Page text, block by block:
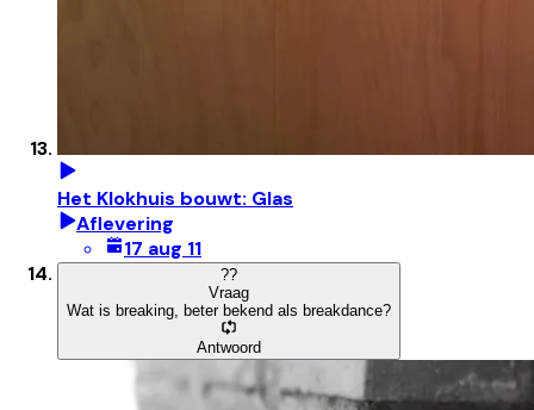
Het Klokhuis bouwt: Glas
Aflevering
17 aug 11
??
Vraag
Wat is breaking, beter bekend als breakdance?
Antwoord